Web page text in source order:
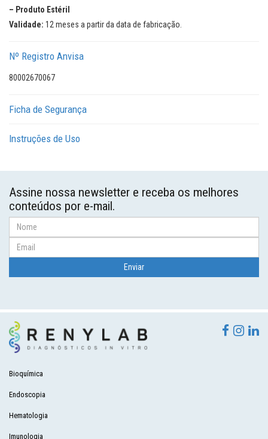
– Produto Estéril
Validade: 12 meses a partir da data de fabricação.
Nº Registro Anvisa
80002670067
Ficha de Segurança
Instruções de Uso
Assine nossa newsletter e receba os melhores
conteúdos por e-mail.
Bioquímica
Endoscopia
Hematologia
Imunologia